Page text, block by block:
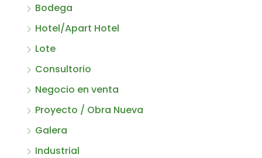
Bodega
Hotel/Apart Hotel
Lote
Consultorio
Negocio en venta
Proyecto / Obra Nueva
Galera
Industrial